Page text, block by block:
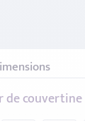
de couvertine